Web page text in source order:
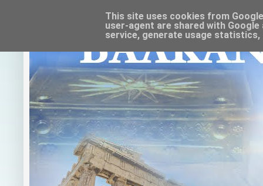
This site uses cookies from
user-agent are shared with
service, generate usage statistics,